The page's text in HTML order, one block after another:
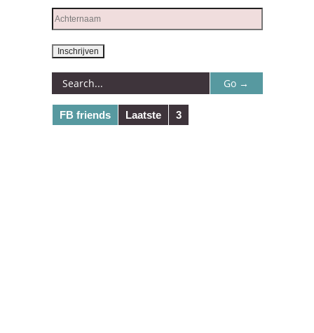
FB friends Laatste 3